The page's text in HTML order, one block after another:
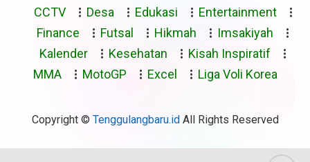
CCTV
Desa Edukasi
Entertainment
Finance
Futsal Hikmah
Imsakiyah
Kalender
Kesehatan
Kisah Inspiratif
MMA
MotoGP Excel Liga Voli Korea
Copyright © Tenggulangbaru.idAll Rights Reserved